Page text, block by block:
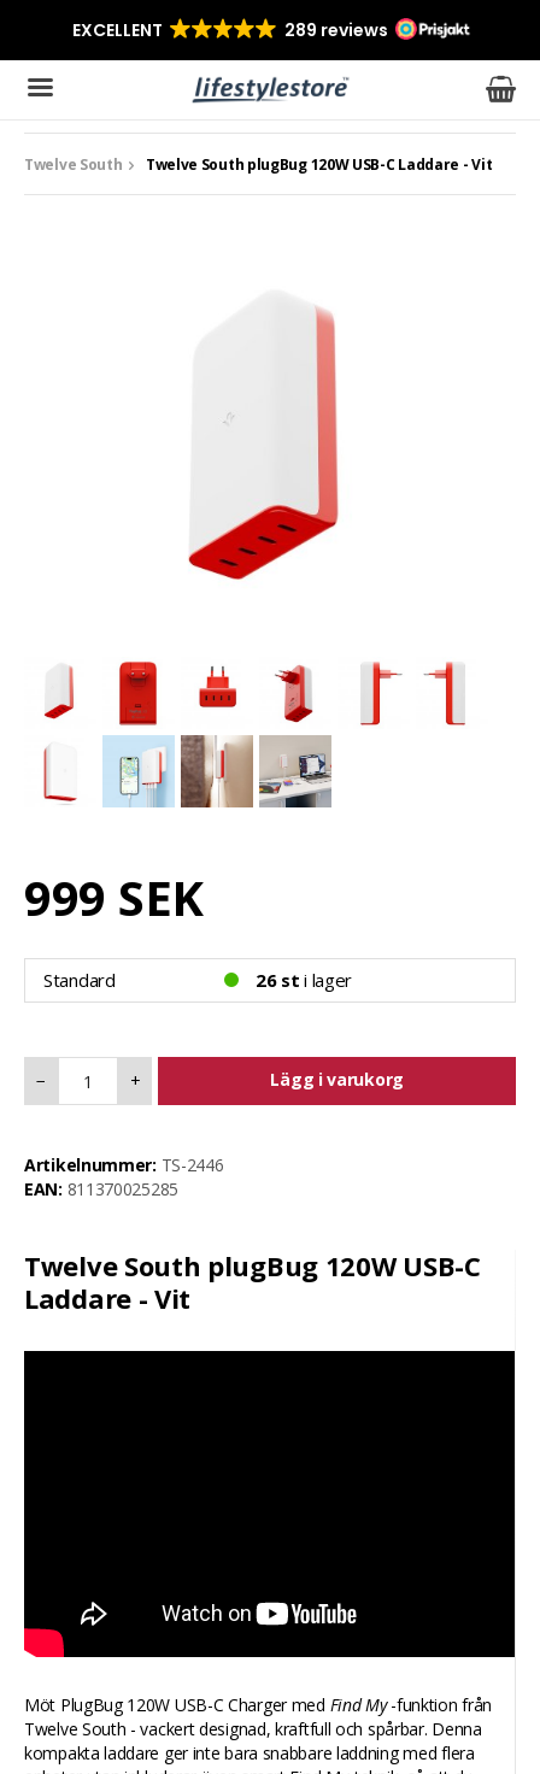
Produkten har blivit tillagd i varukorgen
Twelve South Twelve South plugBug 120W USB-C Laddare - Vit
Twelve South plugBug 120W USB-C
Laddare - Vit
Möt PlugBug 120W USB-C Charger med Find My-funktion från
Twelve South - vackert designad, kraftfull och spårbar. Denna
kompakta laddare ger inte bara snabbare laddning med flera
999 SEK
Standard 26 st i lager
− + Lägg i varukorg
Artikelnummer: TS-2446
EAN: 811370025285